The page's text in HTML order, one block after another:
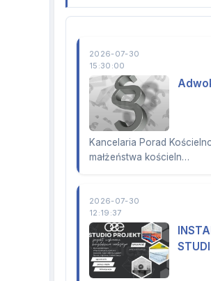
2026-07-30
15:30:00
Kancelaria Porad
małżeństwa kościeln…
2026-07-30
12:19:37